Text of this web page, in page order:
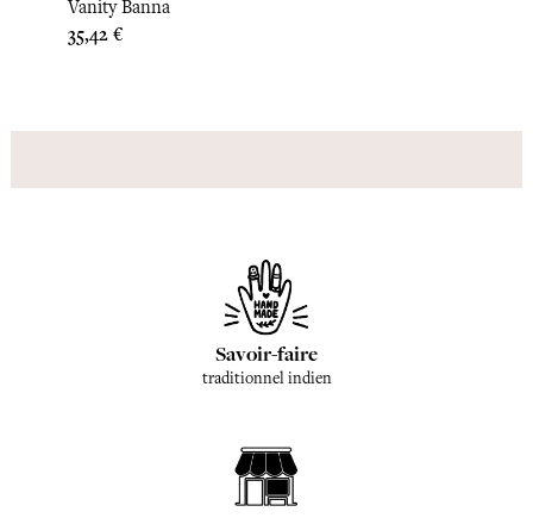
Vanity Banna
Prix
35,42 €
Savoir-faire
traditionnel indien